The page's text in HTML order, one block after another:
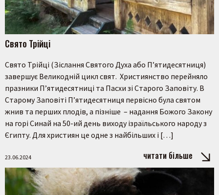
Свято Трійці
Свято Трійці (Зіслання Святого Духа або П’ятидесятниця)
завершує Великодній цикл свят. Християнство перейняло
празники П’ятидесятниці та Пасхи зі Старого Заповіту. В
Старому Заповіті П’ятидесятниця первісно була святом
жнив та перших плодів, а пізніше – надання Божого Закону
на горі Синай на 50-ий день виходу ізраїльського народу з
Єгипту. Для християн це одне з найбільших і […]
23.06.2024 читати більше